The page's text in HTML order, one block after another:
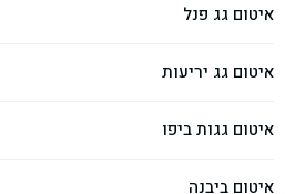
איטום גג פנל
איטום גג יריעות
איטום גגות ביפו
איטום ביבנה